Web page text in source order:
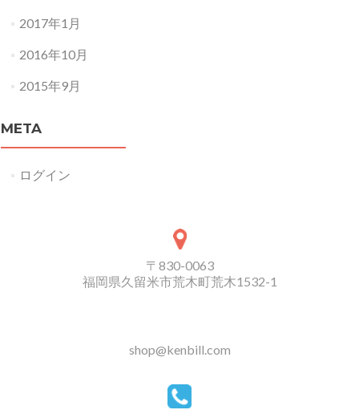
2017年1月
2016年10月
2015年9月
META
ログイン
〒830-0063
福岡県久留米市荒木町荒木1532-1
shop@kenbill.com